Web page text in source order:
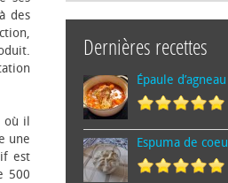
des
où il
une
est
500
Dernières recettes
Épaule
Espuma de